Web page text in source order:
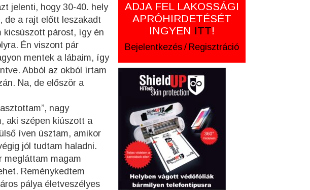
jelenti, hogy 30-40. hely
de a rajt előtt leszakadt
kicsúszott párost, így én
Én viszont pár
mentek a lábaim, így
Abból az okból írtam
Na, de először a
nagy
aki szépen kiúszott a
íven úsztam, amikor
jól tudtam haladni.
megláttam magam
Reménykedtem
pálya életveszélyes
ADJA FEL LAKOSSÁGI
APRÓHIRDETÉSÉT
INGYEN ITT!
Bejelentkezés / Regisztráció